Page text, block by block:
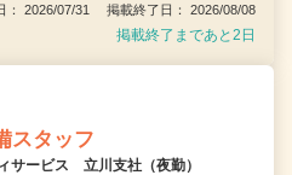
： 2026/07/31 掲載終了日： 2026/08/08
掲載終了まであと2日
スタッフ
サービス 立川支社（夜勤）